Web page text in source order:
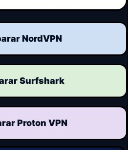
NordVPN
Surfshark
Proton VPN